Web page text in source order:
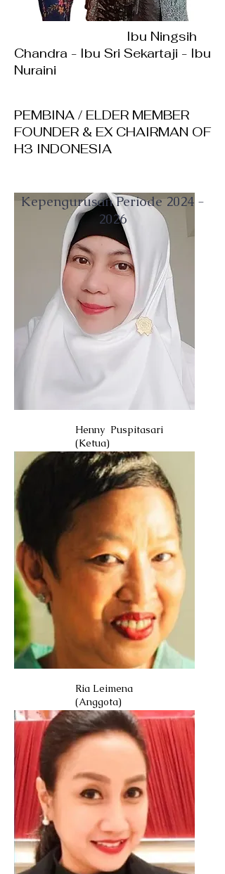
Ibu Ningsih
Chandra - Ibu Sri Sekartaji - Ibu
Nuraini
PEMBINA / ELDER MEMBER
FOUNDER & EX CHAIRMAN OF
H3 INDONESIA
Henny Puspitasari
(Ketua)
Ria Leimena
(Anggota)
Kepengurusan Periode 2024 -
2026